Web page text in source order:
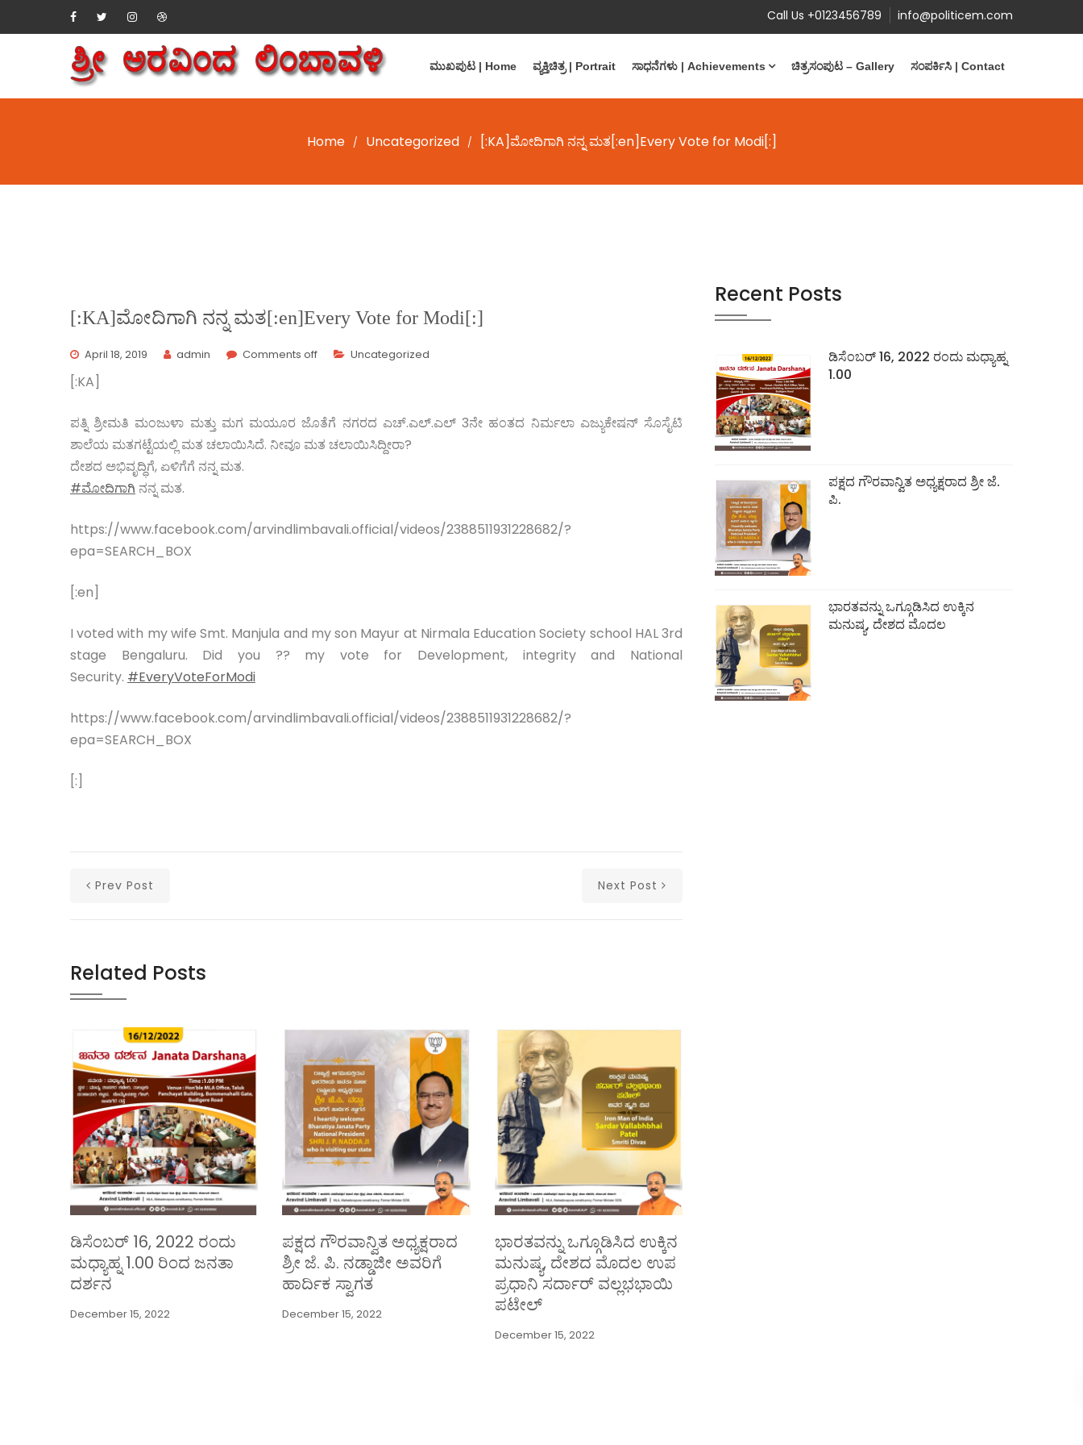
Call Us +0123456789 info@politicem.com
ಮುಖಪುಟ | Home ವ್ಯಕ್ತಿಚಿತ್ರ | Portrait ಸಾಧನೆಗಳು | Achievements ಚಿತ್ರಸಂಪುಟ – Gallery ಸಂಪರ್ಕಿಸಿ | Contact
Home / Uncategorized / [:KA]ಮೋದಿಗಾಗಿ ನನ್ನ ಮತ[:en]Every Vote for Modi[:]
[:KA]ಮೋದಿಗಾಗಿ ನನ್ನ ಮತ[:en]Every Vote for Modi[:]
April 18, 2019 admin Comments off Uncategorized
[:KA]
ಪತ್ನಿ ಶ್ರೀಮತಿ ಮಂಜುಳಾ ಮತ್ತು ಮಗ ಮಯೂರ ಜೊತೆಗೆ ನಗರದ ಎಚ್.ಎಲ್.ಎಲ್ 3ನೇ ಹಂತದ ನಿರ್ಮಲಾ ಎಜ್ಯುಕೇಷನ್ ಸೊಸೈಟಿ
ಶಾಲೆಯ ಮತಗಟ್ಟೆಯಲ್ಲಿ ಮತ ಚಲಾಯಿಸಿದೆ. ನೀವೂ ಮತ ಚಲಾಯಿಸಿದ್ದೀರಾ?
ದೇಶದ ಅಭಿವೃದ್ಧಿಗೆ, ಏಳಿಗೆಗೆ ನನ್ನ ಮತ.
#ಮೋದಿಗಾಗಿ ನನ್ನ ಮತ.
https://www.facebook.com/arvindlimbavali.official/videos/2388511931228682/?
epa=SEARCH_BOX
[:en]
I voted with my wife Smt. Manjula and my son Mayur at Nirmala Education Society school HAL 3rd
stage Bengaluru. Did you ?? my vote for Development, integrity and National
Security. #EveryVoteForModi
https://www.facebook.com/arvindlimbavali.official/videos/2388511931228682/?
epa=SEARCH_BOX
[:]
Prev Post Next Post
Related Posts
ಡಿಸೆಂಬರ್ 16, 2022 ರಂದು
ಮಧ್ಯಾಹ್ನ 1.00 ರಿಂದ ಜನತಾ
ದರ್ಶನ
December 15, 2022
ಪಕ್ಷದ ಗೌರವಾನ್ವಿತ ಅಧ್ಯಕ್ಷರಾದ
ಶ್ರೀ ಜೆ. ಪಿ. ನಡ್ಡಾಜೀ ಅವರಿಗೆ
ಹಾರ್ದಿಕ ಸ್ವಾಗತ
December 15, 2022
ಭಾರತವನ್ನು ಒಗ್ಗೂಡಿಸಿದ ಉಕ್ಕಿನ
ಮನುಷ್ಯ, ದೇಶದ ಮೊದಲ ಉಪ
ಪ್ರಧಾನಿ ಸರ್ದಾರ್ ವಲ್ಲಭಭಾಯಿ
ಪಟೇಲ್
December 15, 2022
Recent Posts
ಡಿಸೆಂಬರ್ 16, 2022 ರಂದು ಮಧ್ಯಾಹ್ನ
1.00
ಪಕ್ಷದ ಗೌರವಾನ್ವಿತ ಅಧ್ಯಕ್ಷರಾದ ಶ್ರೀ ಜೆ.
ಪಿ.
ಭಾರತವನ್ನು ಒಗ್ಗೂಡಿಸಿದ ಉಕ್ಕಿನ
ಮನುಷ್ಯ, ದೇಶದ ಮೊದಲ